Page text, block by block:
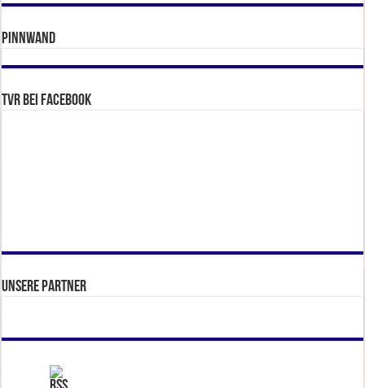
Pinnwand
TVR bei facebook
Unsere Partner